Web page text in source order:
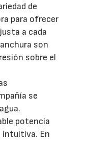
de
para ofrecer
a cada
son
sobre el
se
potencia
intuitiva. En